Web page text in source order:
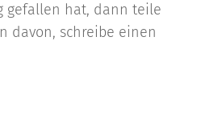
gefallen hat, dann teile
davon, schreibe einen